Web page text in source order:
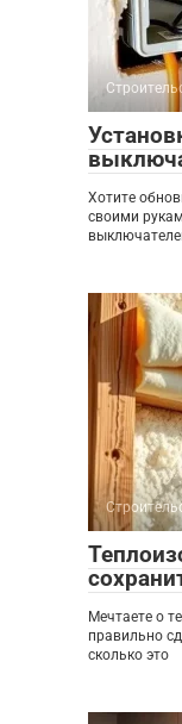
Хотите
своими
Мечтаете о
правильно
сколько это